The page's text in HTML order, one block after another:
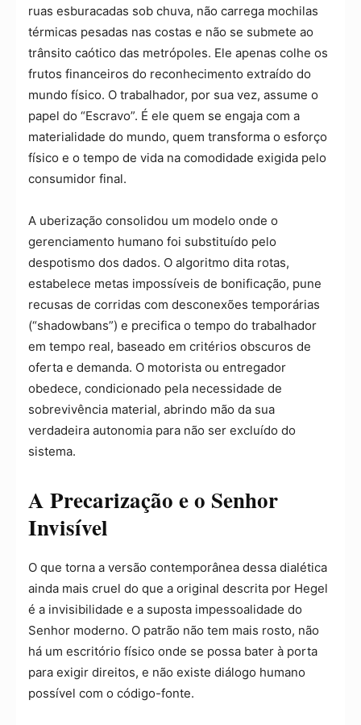
ruas esburacadas sob chuva, não carrega mochilas
térmicas pesadas nas costas e não se submete ao
trânsito caótico das metrópoles. Ele apenas colhe os
frutos financeiros do reconhecimento extraído do
mundo físico. O trabalhador, por sua vez, assume o
papel do “Escravo”. É ele quem se engaja com a
materialidade do mundo, quem transforma o esforço
físico e o tempo de vida na comodidade exigida pelo
consumidor final.
A uberização consolidou um modelo onde o
gerenciamento humano foi substituído pelo
despotismo dos dados. O algoritmo dita rotas,
estabelece metas impossíveis de bonificação, pune
recusas de corridas com desconexões temporárias
(“shadowbans”) e precifica o tempo do trabalhador
em tempo real, baseado em critérios obscuros de
oferta e demanda. O motorista ou entregador
obedece, condicionado pela necessidade de
sobrevivência material, abrindo mão da sua
verdadeira autonomia para não ser excluído do
sistema.
A Precarização e o Senhor
Invisível
O que torna a versão contemporânea dessa dialética
ainda mais cruel do que a original descrita por Hegel
é a invisibilidade e a suposta impessoalidade do
Senhor moderno. O patrão não tem mais rosto, não
há um escritório físico onde se possa bater à porta
para exigir direitos, e não existe diálogo humano
possível com o código-fonte.